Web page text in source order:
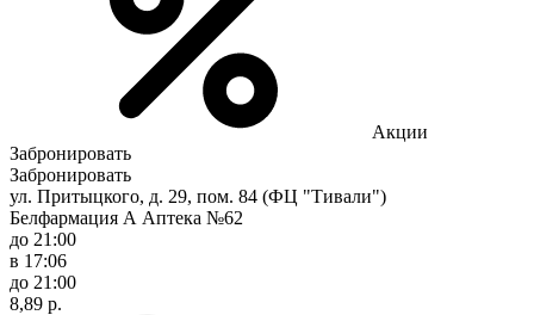
Акции
Забронировать
Забронировать
ул. Притыцкого, д. 29, пом. 84 (ФЦ "Тивали")
Белфармация А Аптека №62
до 21:00
в 17:06
до 21:00
8,89 р.